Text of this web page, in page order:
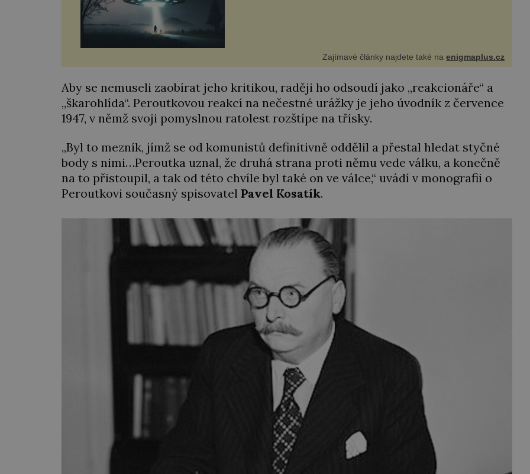
Zajímavé články najdete také naenigmaplus.cz
Aby se nemuseli zaobírat jeho kritikou, raději ho odsoudí jako „reakcionáře“ a
„škarohlída“. Peroutkovou reakcí na nečestné urážky je jeho úvodník z července
1947, v němž svoji pomyslnou ratolest rozštípe na třísky.
„Byl to mezník, jímž se od komunistů definitivně oddělil a přestal hledat styčné
body s nimi…Peroutka uznal, že druhá strana proti němu vede válku, a konečně
na to přistoupil, a tak od této chvíle byl také on ve válce,“ uvádí v monografii o
Peroutkovi současný spisovatel Pavel Kosatík.